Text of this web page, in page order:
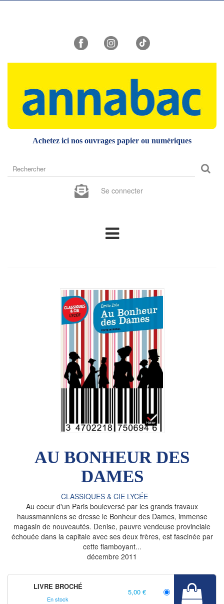
Achetez ici nos ouvrages papier ou numériques
sur
site
Se connecter
AU BONHEUR DES
DAMES
CLASSIQUES & CIE LYCÉE
Au coeur d'un Paris bouleversé par les grands travaux
haussmanniens se dresse le Bonheur des Dames, immense
magasin de nouveautés. Denise, pauvre vendeuse provinciale
échouée dans la capitale avec ses deux frères, est fascinée par
cette flamboyant...
décembre 2011
LIVRE BROCHÉ
En stock
5,00 €